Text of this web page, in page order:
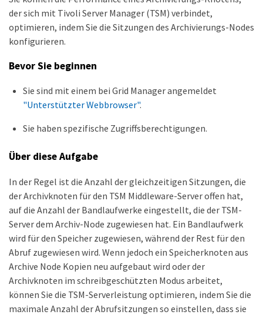
der sich mit Tivoli Server Manager (TSM) verbindet,
optimieren, indem Sie die Sitzungen des Archivierungs-Nodes
konfigurieren.
Bevor Sie beginnen
Sie sind mit einem bei Grid Manager angemeldet
"Unterstützter Webbrowser".
Sie haben spezifische Zugriffsberechtigungen.
Über diese Aufgabe
In der Regel ist die Anzahl der gleichzeitigen Sitzungen, die
der Archivknoten für den TSM Middleware-Server offen hat,
auf die Anzahl der Bandlaufwerke eingestellt, die der TSM-
Server dem Archiv-Node zugewiesen hat. Ein Bandlaufwerk
wird für den Speicher zugewiesen, während der Rest für den
Abruf zugewiesen wird. Wenn jedoch ein Speicherknoten aus
Archive Node Kopien neu aufgebaut wird oder der
Archivknoten im schreibgeschützten Modus arbeitet,
können Sie die TSM-Serverleistung optimieren, indem Sie die
maximale Anzahl der Abrufsitzungen so einstellen, dass sie